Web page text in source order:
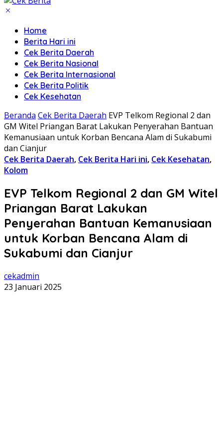
Home
Berita Hari ini
Cek Berita Daerah
Cek Berita Nasional
Cek Berita Internasional
Cek Berita Politik
Cek Kesehatan
Beranda Cek Berita Daerah EVP Telkom Regional 2 dan
GM Witel Priangan Barat Lakukan Penyerahan Bantuan
Kemanusiaan untuk Korban Bencana Alam di Sukabumi
dan Cianjur
Cek Berita Daerah, Cek Berita Hari ini, Cek Kesehatan,
Kolom
EVP Telkom Regional 2 dan GM Witel
Priangan Barat Lakukan
Penyerahan Bantuan Kemanusiaan
untuk Korban Bencana Alam di
Sukabumi dan Cianjur
cekadmin
23 Januari 2025